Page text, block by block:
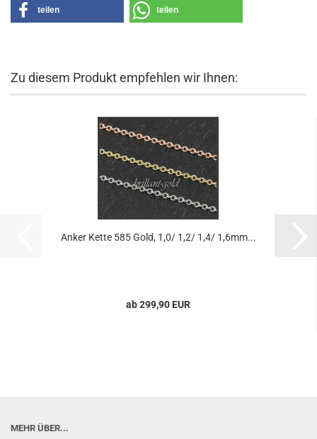
teilen teilen
Zu diesem Produkt empfehlen wir Ihnen:
Anker Kette 585 Gold, 1,0/ 1,2/ 1,4/ 1,6mm...
ab 299,90 EUR
MEHR ÜBER...